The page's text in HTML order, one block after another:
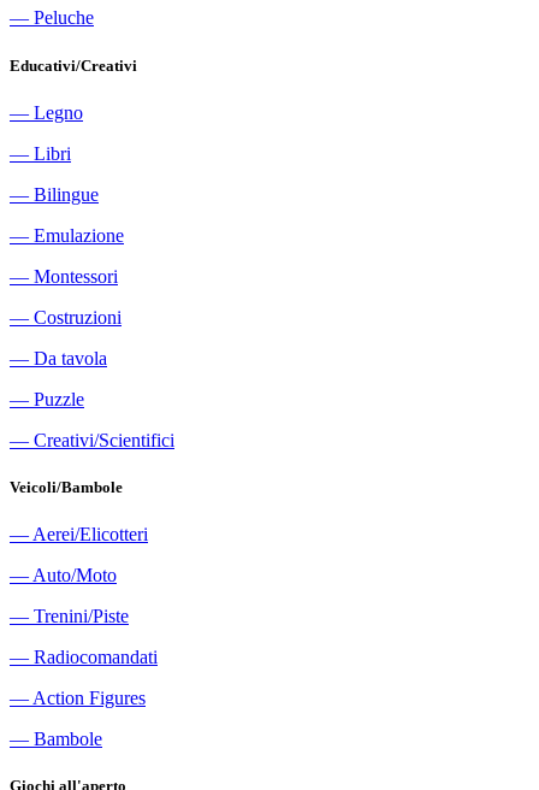
― Peluche
Educativi/Creativi
― Legno
― Libri
― Bilingue
― Emulazione
― Montessori
― Costruzioni
― Da tavola
― Puzzle
― Creativi/Scientifici
Veicoli/Bambole
― Aerei/Elicotteri
― Auto/Moto
― Trenini/Piste
― Radiocomandati
― Action Figures
― Bambole
Giochi all'aperto